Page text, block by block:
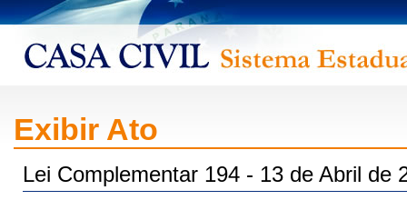
Exibir Ato
Lei Complementar 194 - 13 de Abril de